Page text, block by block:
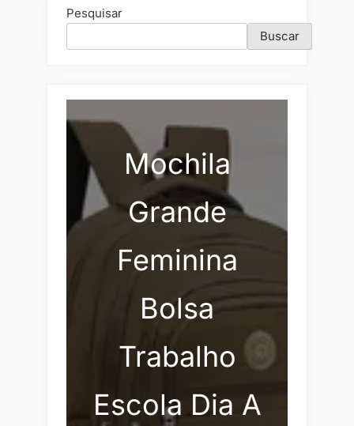
Pesquisar
Buscar
Mochila
Grande
Feminina
Bolsa
Trabalho
Escola Dia A